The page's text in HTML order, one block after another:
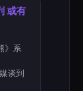
或有
》系
谈到